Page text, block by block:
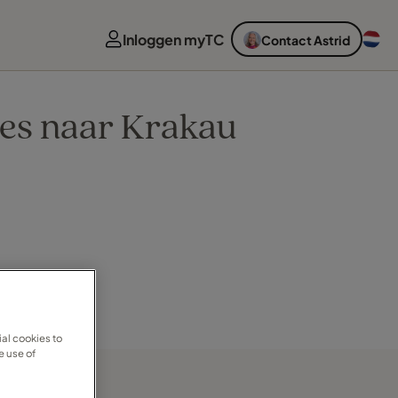
Inloggen myTC Contact Astrid
naar Krakau
cookies to
use of